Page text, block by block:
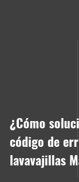
¿Cómo
código de
lavavajillas